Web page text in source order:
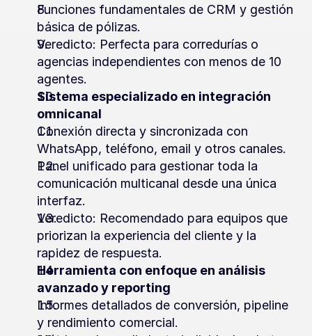
Funciones fundamentales de CRM y gestión
básica de pólizas.
Veredicto: Perfecta para corredurías o
agencias independientes con menos de 10
agentes.
Sistema especializado en integración
omnicanal
Conexión directa y sincronizada con
WhatsApp, teléfono, email y otros canales.
Panel unificado para gestionar toda la
comunicación multicanal desde una única
interfaz.
Veredicto: Recomendado para equipos que
priorizan la experiencia del cliente y la
rapidez de respuesta.
Herramienta con enfoque en análisis
avanzado y reporting
Informes detallados de conversión, pipeline
y rendimiento comercial.